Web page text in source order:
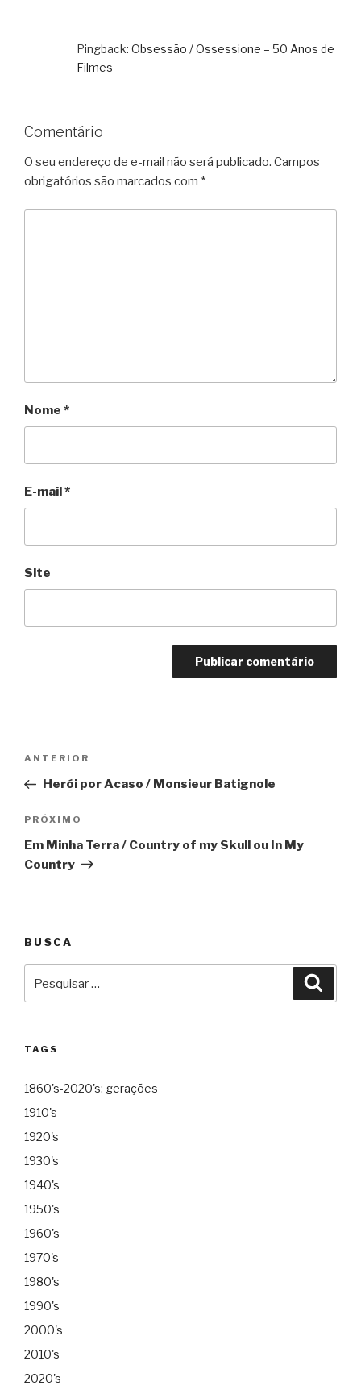
Pingback: Obsessão / Ossessione – 50 Anos de
Filmes
Comentário
O seu endereço de e-mail não será publicado. Campos
obrigatórios são marcados com *
Nome *
E-mail *
Site
Post
Anterior
ANTERIOR
Herói por Acaso / Monsieur Batignole
Próximo
PRÓXIMO
Em Minha Terra / Country of my Skull ou In My
Country
BUSCA
TAGS
1860's-2020's: gerações
1910's
1920's
1930's
1940's
1950's
1960's
1970's
1980's
1990's
2000's
2010's
2020's